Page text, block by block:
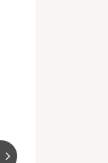
arrow_forward_ios